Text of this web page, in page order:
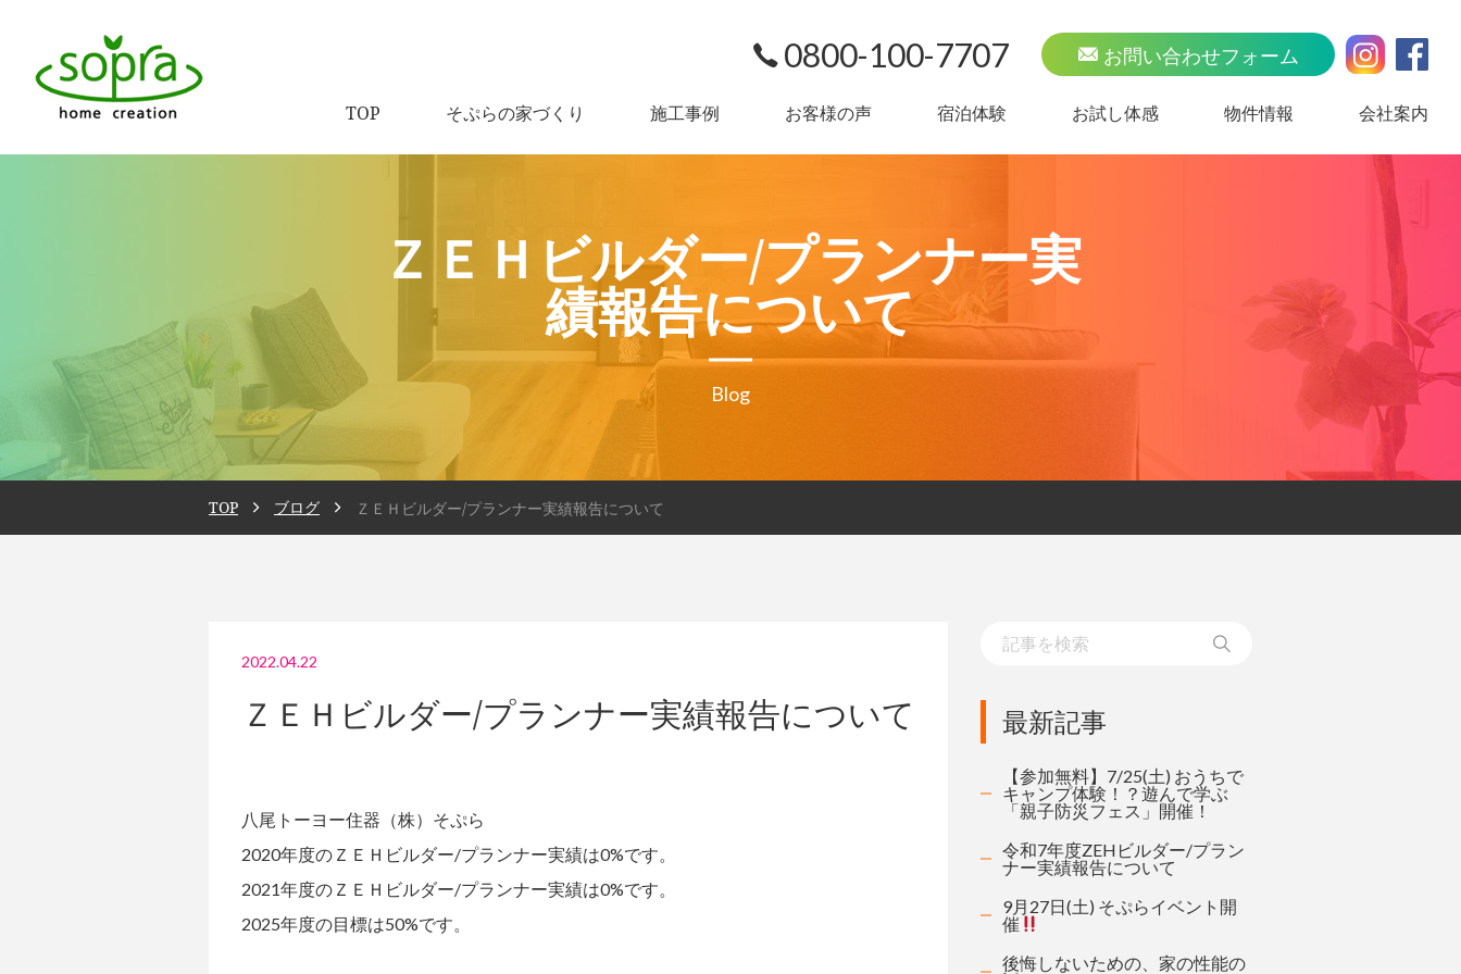
0800-100-7707 お問い合わせフォーム
TOP そぷらの家づくり 施工事例 お客様の声 宿泊体験 お試し体感 物件情報 会社案内
ＺＥＨビルダー/プランナー実
績報告について
Blog
TOP ブログ ＺＥＨビルダー/プランナー実績報告について
2022.04.22
ＺＥＨビルダー/プランナー実績報告について
八尾トーヨー住器（株）そぷら
2020年度のＺＥＨビルダー/プランナー実績は0%です。
2021年度のＺＥＨビルダー/プランナー実績は0%です。
2025年度の目標は50%です。
最新記事
【参加無料】7/25(土) おうちで
キャンプ体験！？遊んで学ぶ
「親子防災フェス」開催！
令和7年度ZEHビルダー/プラン
ナー実績報告について
9月27日(土) そぷらイベント開
催
後悔しないための、家の性能の